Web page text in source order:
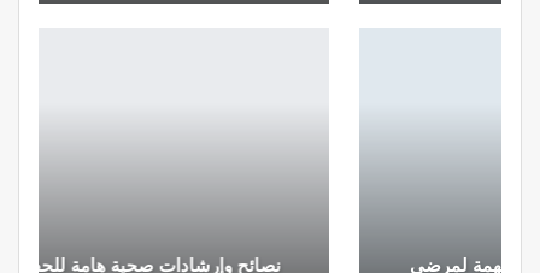
نصائح وإرشادات صحية هامة للحفاظ على التوازن